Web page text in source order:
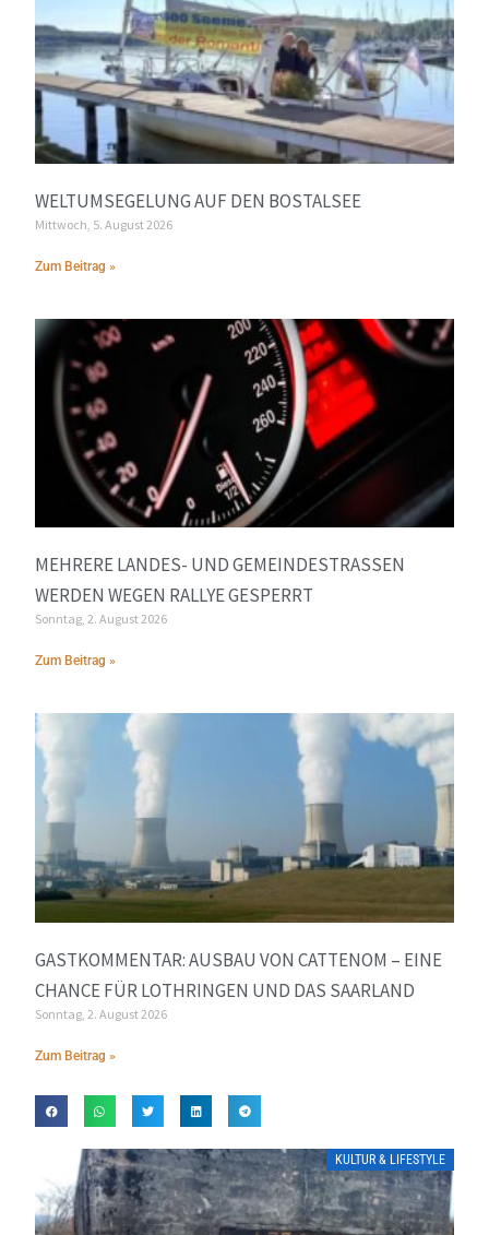
WELTUMSEGELUNG AUF DEN BOSTALSEE
Mittwoch, 5. August 2026
Zum Beitrag »
MEHRERE LANDES- UND GEMEINDESTRASSEN W
ERDEN WEGEN RALLYE GESPERRT
Sonntag, 2. August 2026
Zum Beitrag »
GASTKOMMENTAR: AUSBAU VON CATTENOM – EINE
CHANCE FÜR LOTHRINGEN UND DAS SAARLAND
Sonntag, 2. August 2026
Zum Beitrag »
KULTUR & LIFESTYLE